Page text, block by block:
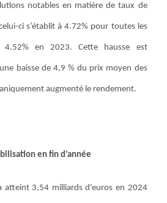
notables en matière de taux de
ci s’établit à 4.72% pour toutes les
4.52% en 2023. Cette hausse est
baisse de 4,9 % du prix moyen des
augmenté le rendement.
en fin d’année
atteint 3,54 milliards d'euros en 2024